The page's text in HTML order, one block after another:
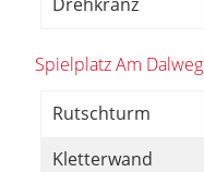
Spielplatz Am Dalweg
Rutschturm
Kletterwand